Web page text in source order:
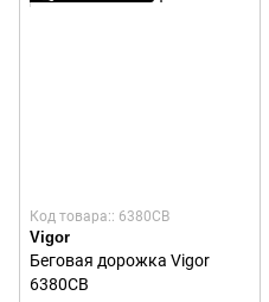
Код товара:: 6380CB
Vigor
Беговая дорожка Vigor
6380CB